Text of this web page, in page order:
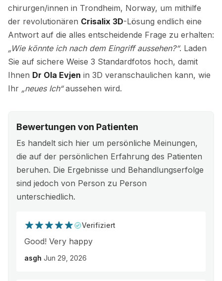
chirurgen/innen in Trondheim, Norway, um mithilfe
der revolutionären Crisalix 3D-Lösung endlich eine
Antwort auf die alles entscheidende Frage zu erhalten:
„Wie könnte ich nach dem Eingriff aussehen?“. Laden
Sie auf sichere Weise 3 Standardfotos hoch, damit
Ihnen Dr Ola Evjen in 3D veranschaulichen kann, wie
Ihr „neues Ich“aussehen wird.
Bewertungen von Patienten
Es handelt sich hier um persönliche Meinungen,
die auf der persönlichen Erfahrung des Patienten
beruhen. Die Ergebnisse und Behandlungserfolge
sind jedoch von Person zu Person
unterschiedlich.
Verifiziert
Good! Very happy
asgh Jun 29, 2026